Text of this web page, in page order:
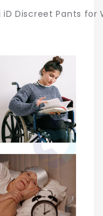
Discreet Pants for